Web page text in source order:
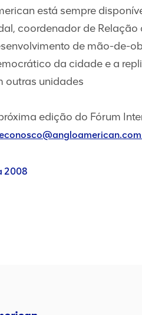
está sempre
coordenador de
de mão-de-
da cidade e a
outras unidades
edição do Fórum
2008